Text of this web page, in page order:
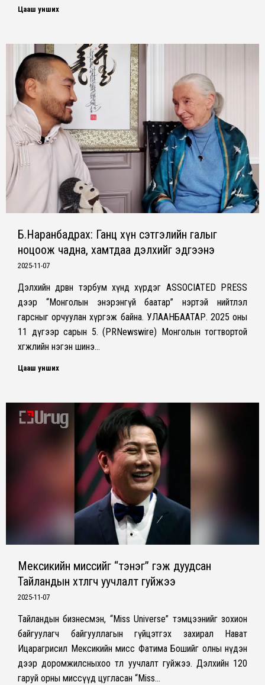
Цааш унших
Б.Наранбадрах: Ганц хүн сэтгэлийн галыг
ноцоож чадна, хамтдаа дэлхийг эдгээнэ
2025-11-07
Дэлхийн дөрвөн тэрбум хүнд хүрдэг ASSOCIATED PRESS
дээр “Монголын энэрэнгүй баатар” нэртэй нийтлэл
гарсныг орчуулан хүргэж байна. УЛААНБААТАР. 2025 оны
11 дүгээр сарын 5. (PRNewswire) Монголын тогтвортой
хөгжлийн нэгэн шинэ…
Цааш унших
Мексикийн миссийг “тэнэг” гэж дуудсан
Тайландын хөтлөгч уучлалт гуйжээ
2025-11-07
Тайландын бизнесмэн, “Miss Universe” тэмцээнийг зохион
байгуулагч байгууллагын гүйцэтгэх захирал Нават
Ицарагрисил Мексикийн мисс Фатима Бошийг олны нүдэн
дээр доромжилсныхоо төлөө уучлалт гуйжээ. Дэлхийн 120
гаруй орны миссүүд цугласан “Miss…